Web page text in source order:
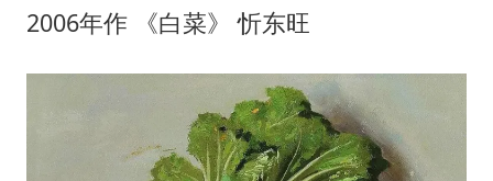
2006年作 《白菜》 忻东旺